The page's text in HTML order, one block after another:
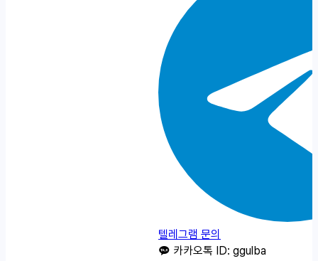
텔레그램 문의
카카오톡 ID: ggulba